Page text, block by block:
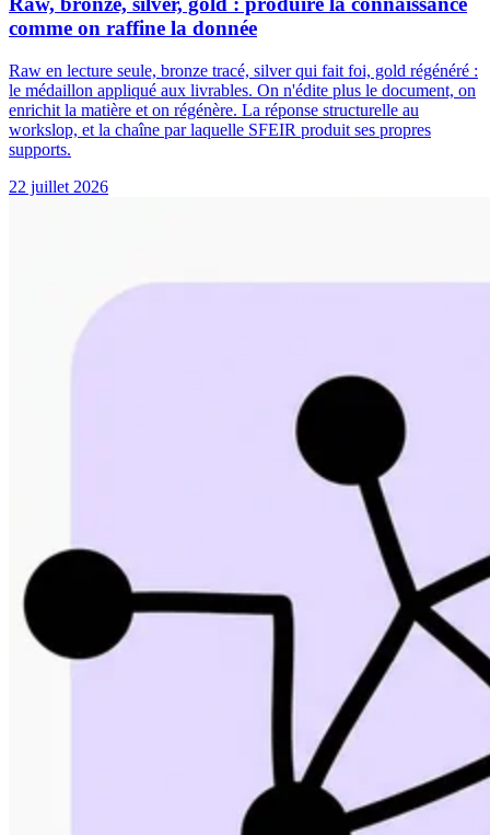
comme on raffine la donnée
Raw en lecture seule, bronze tracé, silver qui fait foi, gold régénéré :
le médaillon appliqué aux livrables. On n'édite plus le document, on
enrichit la matière et on régénère. La réponse structurelle au
workslop, et la chaîne par laquelle SFEIR produit ses propres
supports.
22 juillet 2026